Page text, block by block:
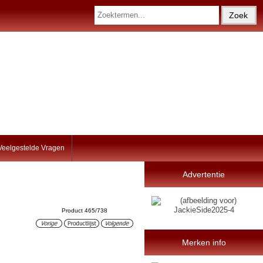
Vragen
Product 465/738
Advertentie
Merken info